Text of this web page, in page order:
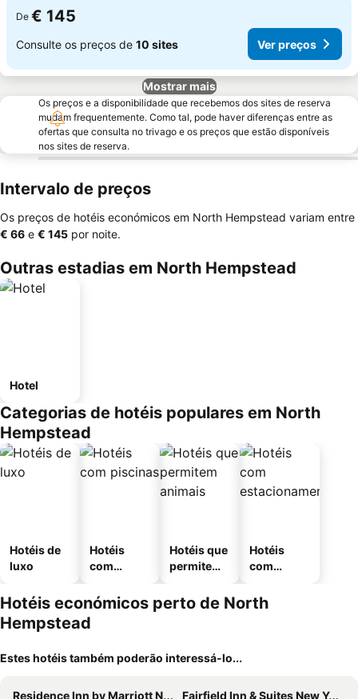
De € 145
Consulte os preços de 10 sites Ver preços
Mostrar mais
Os preços e a disponibilidade que recebemos dos sites de reserva
mudam frequentemente. Como tal, pode haver diferenças entre as
ofertas que consulta no trivago e os preços que estão disponíveis
nos sites de reserva.
Intervalo de preços
Os preços de hotéis económicos em North Hempstead variam entre
‎€ 66 e ‎€ 145 por noite.
Outras estadias em North Hempstead
Hotel
Categorias de hotéis populares em North
Hempstead
Hotéis de
luxo
Hotéis
com
Hotéis que
permitem
Hotéis
com
mento
Hotéis económicos perto de North
Hempstead
Estes hotéis também poderão interessá-lo...
Residence Inn by Marriott New York JFK Airport
Fairfield Inn & Suites New York Queens/Fresh Meadows